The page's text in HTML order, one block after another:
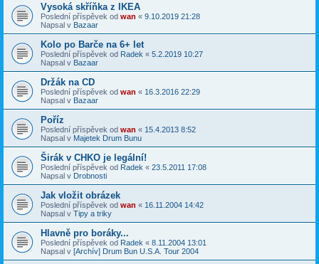
Vysoká skříňka z IKEA
Poslední příspěvek od wan « 9.10.2019 21:28
Napsal v Bazaar
Kolo po Barče na 6+ let
Poslední příspěvek od Radek « 5.2.2019 10:27
Napsal v Bazaar
Držák na CD
Poslední příspěvek od wan « 16.3.2016 22:29
Napsal v Bazaar
Poříz
Poslední příspěvek od wan « 15.4.2013 8:52
Napsal v Majetek Drum Bunu
Širák v CHKO je legální!
Poslední příspěvek od Radek « 23.5.2011 17:08
Napsal v Drobnosti
Jak vložit obrázek
Poslední příspěvek od wan « 16.11.2004 14:42
Napsal v Tipy a triky
Hlavně pro boráky...
Poslední příspěvek od Radek « 8.11.2004 13:01
Napsal v [Archív] Drum Bun U.S.A. Tour 2004